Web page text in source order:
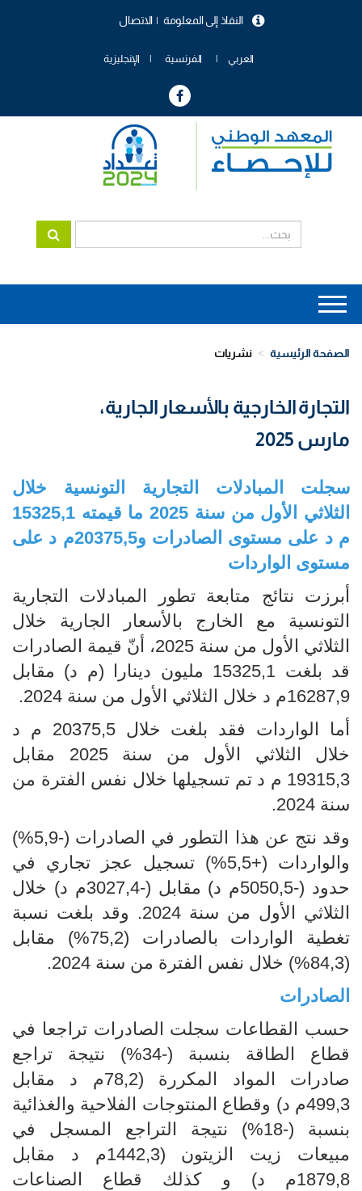
الاتصال النفاذ إلى المعلومة
العربي الفرنسية الإنجليزية
Main
navigation
الصفحة الرئيسية نشريات
التجارة الخارجية بالأسعار الجارية،
مارس 2025
سجلت المبادلات التجارية التونسية خلال
الثلاثي الأول من سنة 2025 ما قيمته 15325,1
م د على مستوى الصادرات و20375,5م د على
مستوى الواردات
أبرزت نتائج متابعة تطور المبادلات التجارية
التونسية مع الخارج بالأسعار الجارية خلال
الثلاثي الأول من سنة 2025، أنّ قيمة الصادرات
قد بلغت 15325,1 مليون دينارا (م د) مقابل
16287,9م د خلال الثلاثي الأول من سنة 2024.
أما الواردات فقد بلغت خلال 20375,5 م د
خلال الثلاثي الأول من سنة 2025 مقابل
19315,3 م د تم تسجيلها خلال نفس الفترة من
سنة 2024.
وقد نتج عن هذا التطور في الصادرات (-5,9%)
والواردات (+5,5%) تسجيل عجز تجاري في
حدود (-5050,5م د) مقابل (-3027,4م د) خلال
الثلاثي الأول من سنة 2024. وقد بلغت نسبة
تغطية الواردات بالصادرات (75,2%) مقابل
(84,3%) خلال نفس الفترة من سنة 2024.
الصادرات
حسب القطاعات سجلت الصادرات تراجعا في
قطاع الطاقة بنسبة (-34%) نتيجة تراجع
صادرات المواد المكررة (78,2م د مقابل
499,3م د) وقطاع المنتوجات الفلاحية والغذائية
بنسبة (-18%) نتيجة التراجع المسجل في
مبيعات زيت الزيتون (1442,3م د مقابل
1879,8م د) و كذلك قطاع الصناعات